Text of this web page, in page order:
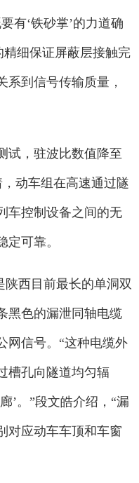
有‘铁砂掌’的力道确
精细保证屏蔽层接触完
系到信号传输质量，
，驻波比数值降至
动车组在高速通过隧
车控制设备之间的无
可靠。
西目前最长的单洞双
黑色的漏泄同轴电缆
网信号。“这种电缆外
槽孔向隧道均匀辐
’。”段文皓介绍，“漏
对应动车车顶和车窗